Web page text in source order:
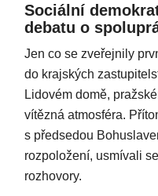
Sociální
debatu o
Jen co se zveřejnily
do krajských
Lidovém domě,
vítězná atmosféra.
s předsedou
rozpoložení, usmívali
rozhovory.